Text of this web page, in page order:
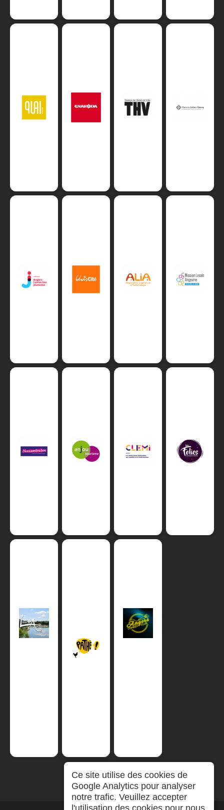
Ce site utilise des cookies de
Google Analytics pour analyser
notre trafic. Veuillez accepter
l'utilisation des cookies pour nous